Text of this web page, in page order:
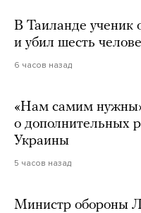
В Таиланде ученик
и убил шесть
6 часов назад
«Нам самим
о дополнительных
Украины
5 часов назад
Министр обороны